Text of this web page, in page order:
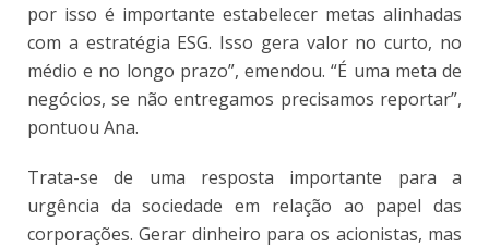
por isso é importante estabelecer metas alinhadas
com a estratégia ESG. Isso gera valor no curto, no
médio e no longo prazo”, emendou. “É uma meta de
negócios, se não entregamos precisamos reportar”,
pontuou Ana.
Trata-se de uma resposta importante para a
urgência da sociedade em relação ao papel das
corporações. Gerar dinheiro para os acionistas, mas